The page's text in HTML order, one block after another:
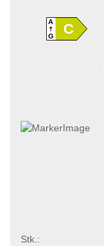
A
GC
Stk.: